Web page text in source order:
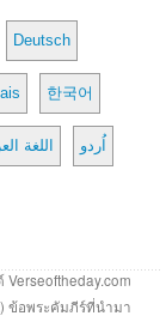
Deutsch
한국어
اللغة اُردو
ข้อพระคัมภีร์ที่นำมา